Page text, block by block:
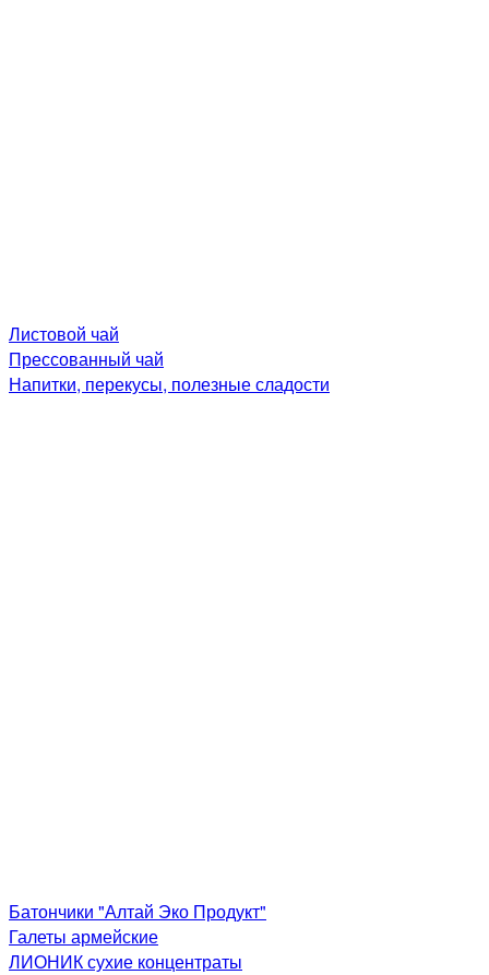
Листовой чай
Прессованный чай
Напитки, перекусы, полезные сладости
Батончики "Алтай Эко Продукт"
Галеты армейские
ЛИОНИК сухие концентраты